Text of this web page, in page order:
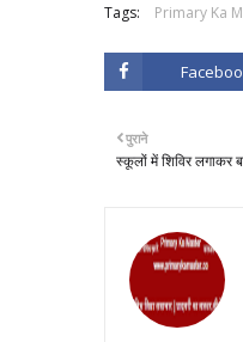
Tags: Primary Ka
पुराने
स्कूलों में शिविर लगाकर